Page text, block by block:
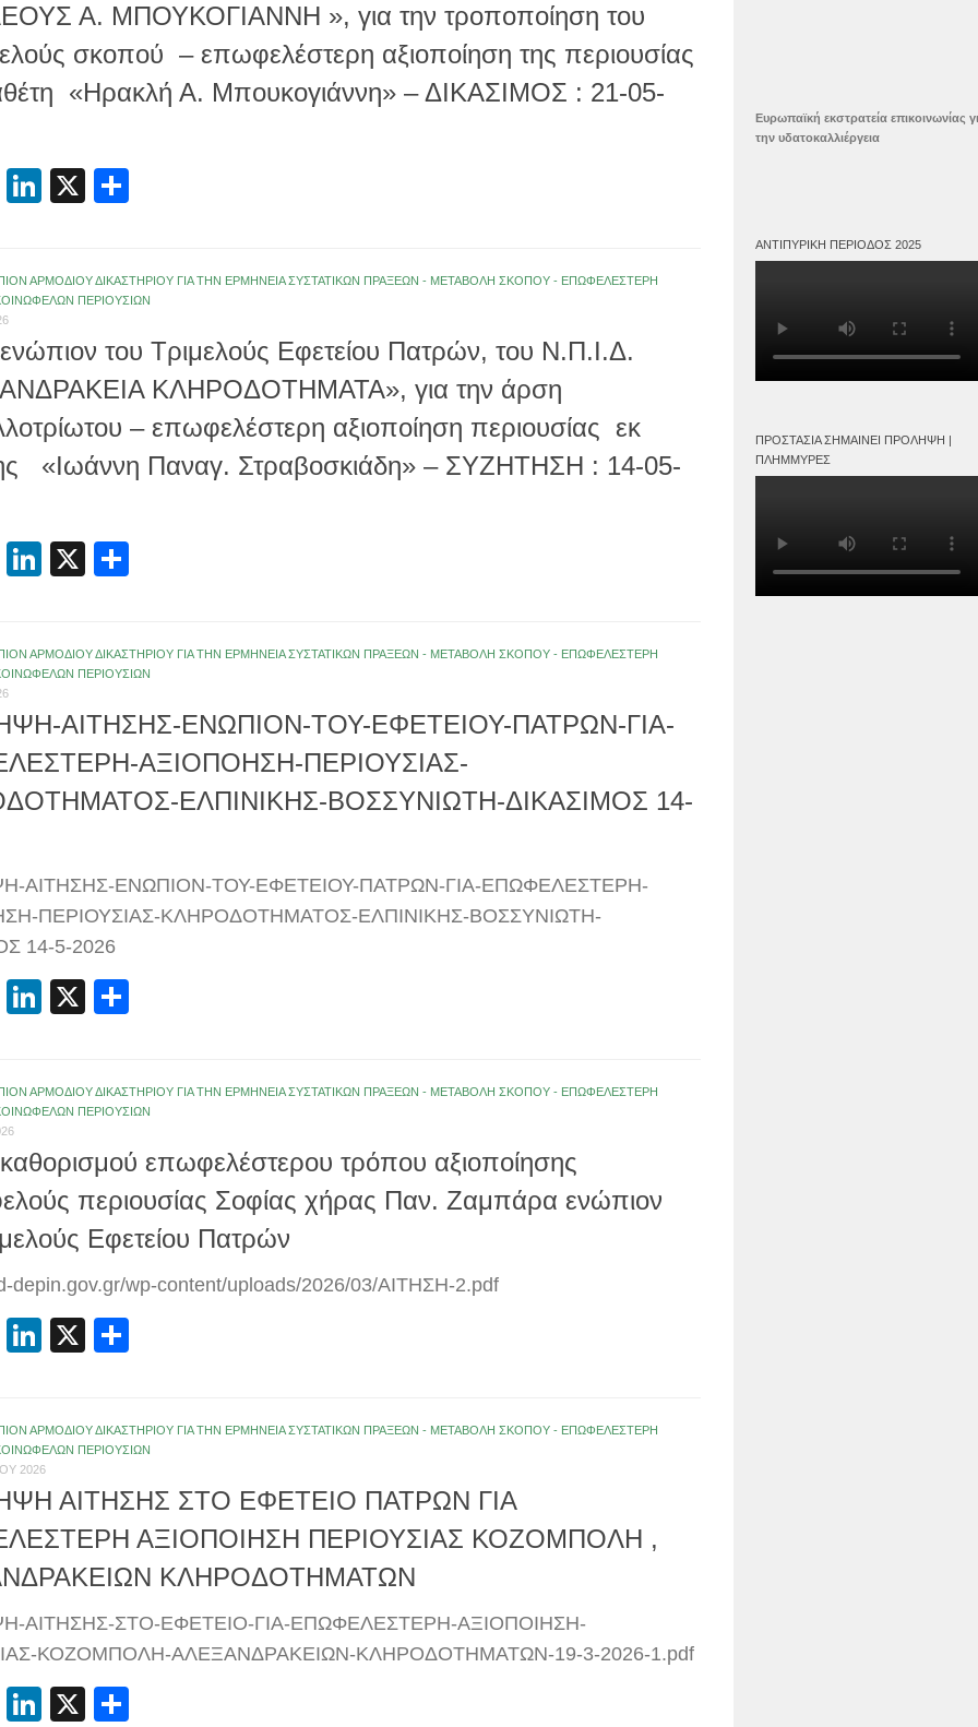
Α. ΜΠΟΥΚΟΓΙΑΝΝΗ », για την τροποποίηση του
σκοπού – επωφελέστερη αξιοποίηση της περιουσίας
«Ηρακλή Α. Μπουκογιάννη» – ΔΙΚΑΣΙΜΟΣ : 21-05-
EmailLinkedIn
X
ΑΡΜΟΔΙΟΥ ΔΙΚΑΣΤΗΡΙΟΥ ΓΙΑ ΤΗΝ ΕΡΜΗΝΕΙΑ ΣΥΣΤΑΤΙΚΩΝ ΠΡΑΞΕΩΝ - ΜΕΤΑΒΟΛΗ ΣΚΟΠΟΥ - ΕΠΩΦΕΛΕΣΤΕΡΗ
ΠΕΡΙΟΥΣΙΩΝ
του Τριμελούς Εφετείου Πατρών, του Ν.Π.Ι.Δ.
ΚΛΗΡΟΔΟΤΗΜΑΤΑ», για την άρση
– επωφελέστερη αξιοποίηση περιουσίας εκ
«Ιωάννη Παναγ. Στραβοσκιάδη» – ΣΥΖΗΤΗΣΗ : 14-05-
EmailLinkedIn
X
ΑΡΜΟΔΙΟΥ ΔΙΚΑΣΤΗΡΙΟΥ ΓΙΑ ΤΗΝ ΕΡΜΗΝΕΙΑ ΣΥΣΤΑΤΙΚΩΝ ΠΡΑΞΕΩΝ - ΜΕΤΑΒΟΛΗ ΣΚΟΠΟΥ - ΕΠΩΦΕΛΕΣΤΕΡΗ
ΠΕΡΙΟΥΣΙΩΝ
ΑΙΤΗΣΗΣ-ΕΝΩΠΙΟΝ-ΤΟΥ-ΕΦΕΤΕΙΟΥ-ΠΑΤΡΩΝ-ΓΙΑ-
ΑΞΙΟΠΟΗΣΗ-ΠΕΡΙΟΥΣΙΑΣ-
ΕΛΠΙΝΙΚΗΣ-ΒΟΣΣΥΝΙΩΤΗ-ΔΙΚΑΣΙΜΟΣ 14-
ΑΙΤΗΣΗΣ-ΕΝΩΠΙΟΝ-ΤΟΥ-ΕΦΕΤΕΙΟΥ-ΠΑΤΡΩΝ-ΓΙΑ-ΕΠΩΦΕΛΕΣΤΕΡΗ-
ΠΕΡΙΟΥΣΙΑΣ-ΚΛΗΡΟΔΟΤΗΜΑΤΟΣ-ΕΛΠΙΝΙΚΗΣ-ΒΟΣΣΥΝΙΩΤΗ-
14-5-2026
EmailLinkedIn
X
ΑΡΜΟΔΙΟΥ ΔΙΚΑΣΤΗΡΙΟΥ ΓΙΑ ΤΗΝ ΕΡΜΗΝΕΙΑ ΣΥΣΤΑΤΙΚΩΝ ΠΡΑΞΕΩΝ - ΜΕΤΑΒΟΛΗ ΣΚΟΠΟΥ - ΕΠΩΦΕΛΕΣΤΕΡΗ
ΠΕΡΙΟΥΣΙΩΝ
επωφελέστερου τρόπου αξιοποίησης
περιουσίας Σοφίας χήρας Παν. Ζαμπάρα ενώπιον
Εφετείου Πατρών
depin.gov.gr/wp-content/uploads/2026/03/ΑΙΤΗΣΗ-2.pdf
EmailLinkedIn
X
ΑΡΜΟΔΙΟΥ ΔΙΚΑΣΤΗΡΙΟΥ ΓΙΑ ΤΗΝ ΕΡΜΗΝΕΙΑ ΣΥΣΤΑΤΙΚΩΝ ΠΡΑΞΕΩΝ - ΜΕΤΑΒΟΛΗ ΣΚΟΠΟΥ - ΕΠΩΦΕΛΕΣΤΕΡΗ
ΠΕΡΙΟΥΣΙΩΝ
2026
ΑΙΤΗΣΗΣ ΣΤΟ ΕΦΕΤΕΙΟ ΠΑΤΡΩΝ ΓΙΑ
ΑΞΙΟΠΟΙΗΣΗ ΠΕΡΙΟΥΣΙΑΣ ΚΟΖΟΜΠΟΛΗ ,
ΚΛΗΡΟΔΟΤΗΜΑΤΩΝ
ΑΙΤΗΣΗΣ-ΣΤΟ-ΕΦΕΤΕΙΟ-ΓΙΑ-ΕΠΩΦΕΛΕΣΤΕΡΗ-ΑΞΙΟΠΟΙΗΣΗ-
ΚΟΖΟΜΠΟΛΗ-ΑΛΕΞΑΝΔΡΑΚΕΙΩΝ-ΚΛΗΡΟΔΟΤΗΜΑΤΩΝ-19-3-2026-1.pdf
EmailLinkedIn
X
Ευρωπαϊκή εκστρατεία επικοινωνίας
την υδατοκαλλιέργεια
ΑΝΤΙΠΥΡΙΚΉ ΠΕΡΊΟΔΟΣ 2025
ΠΡΟΣΤΑΣΊΑ ΣΗΜΑΊΝΕΙ ΠΡΌΛΗΨΗ |
ΠΛΗΜΜΎΡΕΣ